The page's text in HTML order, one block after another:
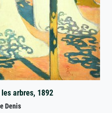
arbres, 1892
Denis